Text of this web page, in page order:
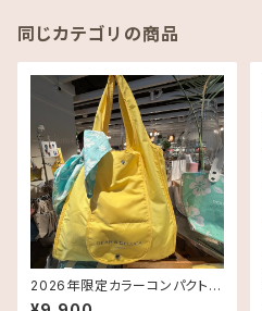
同じカテゴリの商品
2026年限定カラーコンパクトエ
コバッグ《ハワイ限定》Dean &